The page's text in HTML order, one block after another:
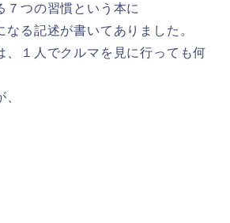
７つの習慣という本に
なる記述が書いてありました。
、１人でクルマを見に行っても何